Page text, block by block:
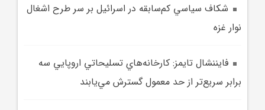
شکاف سياسي کم‌سابقه در اسرائيل بر سر طرح اشغال
نوار غزه
فايننشال تايمز: کارخانه‌هاي تسليحاتي اروپايي سه
برابر سريع‌تر از حد معمول گسترش مي‌يابند